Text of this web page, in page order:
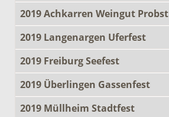
2019 Achkarren Weingut Probst
2019 Langenargen Uferfest
2019 Freiburg Seefest
2019 Überlingen Gassenfest
2019 Müllheim Stadtfest